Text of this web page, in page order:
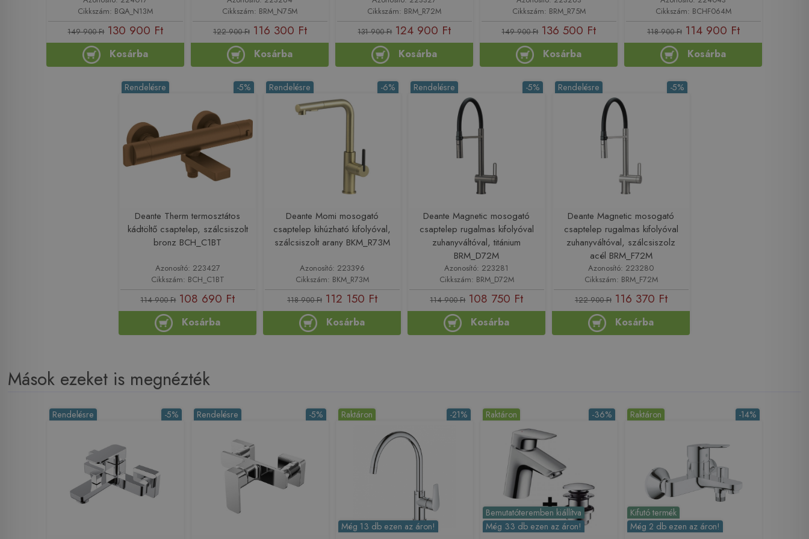
Cikkszám: BQA_N13M
149 900 Ft 130 900 Ft
Kosárba
Cikkszám: BRM_N75M
122 900 Ft 116 300 Ft
Kosárba
Cikkszám: BRM_R72M
131 900 Ft 124 900 Ft
Kosárba
Cikkszám: BRM_R75M
149 900 Ft 136 500 Ft
Kosárba
Cikkszám: BCHF064M
118 900 Ft 114 900 Ft
Kosárba
-5%
Rendelésre
Deante Therm termosztátos
kádtöltő csaptelep, szálcsiszolt
bronz BCH_C1BT
Azonosító: 223427
Cikkszám: BCH_C1BT
114 900 Ft 108 690 Ft
Kosárba
-6%
Rendelésre
Deante Momi mosogató
csaptelep kihúzható kifolyóval,
szálcsiszolt arany BKM_R73M
Azonosító: 223396
Cikkszám: BKM_R73M
118 900 Ft 112 150 Ft
Kosárba
-5%
Rendelésre
Deante Magnetic mosogató
csaptelep rugalmas kifolyóval
zuhanyváltóval, titánium
BRM_D72M
Azonosító: 223281
Cikkszám: BRM_D72M
114 900 Ft 108 750 Ft
Kosárba
-5%
Rendelésre
Deante Magnetic mosogató
csaptelep rugalmas kifolyóval
zuhanyváltóval, szálcsiszolz
acél BRM_F72M
Azonosító: 223280
Cikkszám: BRM_F72M
122 900 Ft 116 370 Ft
Kosárba
Mások ezeket is megnézték
-5%
Rendelésre -5%
Rendelésre -21%
Raktáron
Még 13 db ezen az áron!
Bemutatóteremben kiállítva
Még 33 db ezen az áron!
-36%
Raktáron
Kifutó termék
Még 2 db ezen az áron!
-14%
Raktáron